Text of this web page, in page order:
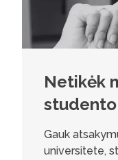
Netikėk
studento
Gauk
universitete,